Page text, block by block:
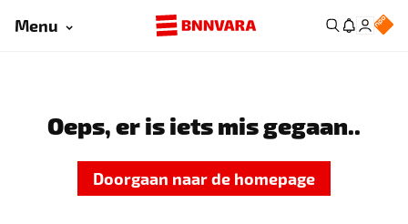
Menu
Oeps, er is iets mis gegaan..
Doorgaan naar de homepage